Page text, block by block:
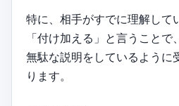
特に、相手がすでに理解して
「付け加える」と言うことで、
無駄な説明をしているように
ります。